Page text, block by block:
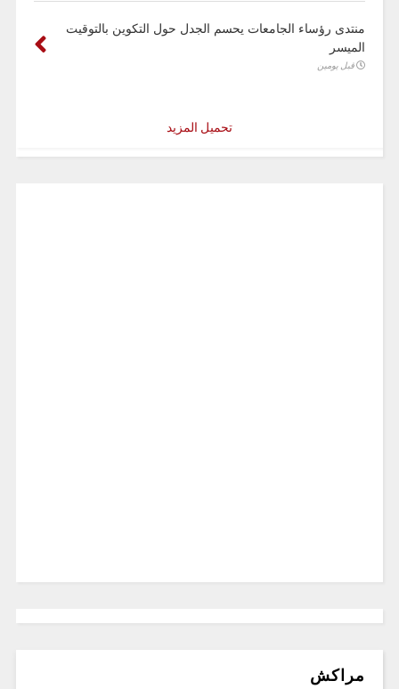
منتدى رؤساء الجامعات يحسم الجدل حول التكوين بالتوقيت
الميسر
قبل يومين
تحميل المزيد
مراكش